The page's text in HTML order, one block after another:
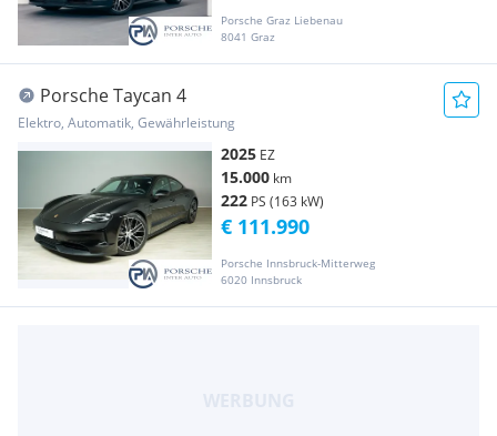
Porsche Graz Liebenau
8041 Graz
Porsche Taycan 4
Elektro, Automatik, Gewährleistung
2025 EZ
15.000 km
222 PS (163 kW)
Porsche Innsbruck-Mitterweg
6020 Innsbruck
€ 111.990